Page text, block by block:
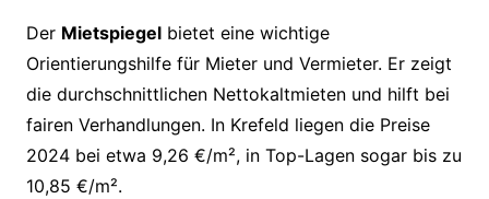
Der Mietspiegelbietet eine wichtige
Orientierungshilfe für Mieter und Vermieter. Er zeigt
die durchschnittlichen Nettokaltmieten und hilft bei
fairen Verhandlungen. In Krefeld liegen die Preise
2024 bei etwa 9,26 €/m², in Top-Lagen sogar bis zu
10,85 €/m².